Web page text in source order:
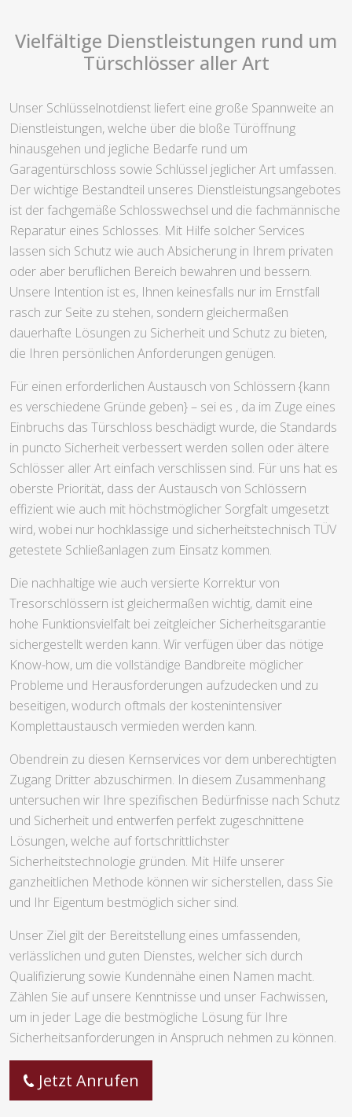
Vielfältige Dienstleistungen rund um
Türschlösser aller Art
Unser Schlüsselnotdienst liefert eine große Spannweite an
Dienstleistungen, welche über die bloße Türöffnung
hinausgehen und jegliche Bedarfe rund um
Garagentürschloss sowie Schlüssel jeglicher Art umfassen.
Der wichtige Bestandteil unseres Dienstleistungsangebotes
ist der fachgemäße Schlosswechsel und die fachmännische
Reparatur eines Schlosses. Mit Hilfe solcher Services
lassen sich Schutz wie auch Absicherung in Ihrem privaten
oder aber beruflichen Bereich bewahren und bessern.
Unsere Intention ist es, Ihnen keinesfalls nur im Ernstfall
rasch zur Seite zu stehen, sondern gleichermaßen
dauerhafte Lösungen zu Sicherheit und Schutz zu bieten,
die Ihren persönlichen Anforderungen genügen.
Für einen erforderlichen Austausch von Schlössern {kann
es verschiedene Gründe geben} – sei es , da im Zuge eines
Einbruchs das Türschloss beschädigt wurde, die Standards
in puncto Sicherheit verbessert werden sollen oder ältere
Schlösser aller Art einfach verschlissen sind. Für uns hat es
oberste Priorität, dass der Austausch von Schlössern
effizient wie auch mit höchstmöglicher Sorgfalt umgesetzt
wird, wobei nur hochklassige und sicherheitstechnisch TÜV
getestete Schließanlagen zum Einsatz kommen.
Die nachhaltige wie auch versierte Korrektur von
Tresorschlössern ist gleichermaßen wichtig, damit eine
hohe Funktionsvielfalt bei zeitgleicher Sicherheitsgarantie
sichergestellt werden kann. Wir verfügen über das nötige
Know-how, um die vollständige Bandbreite möglicher
Probleme und Herausforderungen aufzudecken und zu
beseitigen, wodurch oftmals der kostenintensiver
Komplettaustausch vermieden werden kann.
Obendrein zu diesen Kernservices vor dem unberechtigten
Zugang Dritter abzuschirmen. In diesem Zusammenhang
untersuchen wir Ihre spezifischen Bedürfnisse nach Schutz
und Sicherheit und entwerfen perfekt zugeschnittene
Lösungen, welche auf fortschrittlichster
Sicherheitstechnologie gründen. Mit Hilfe unserer
ganzheitlichen Methode können wir sicherstellen, dass Sie
und Ihr Eigentum bestmöglich sicher sind.
Unser Ziel gilt der Bereitstellung eines umfassenden,
verlässlichen und guten Dienstes, welcher sich durch
Qualifizierung sowie Kundennähe einen Namen macht.
Zählen Sie auf unsere Kenntnisse und unser Fachwissen,
um in jeder Lage die bestmögliche Lösung für Ihre
Sicherheitsanforderungen in Anspruch nehmen zu können.
Jetzt Anrufen